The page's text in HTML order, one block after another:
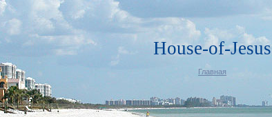
House-of-Jesus
Главная